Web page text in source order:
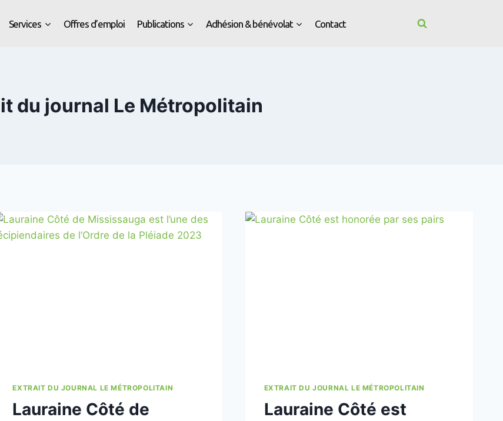
Services Offres d’emploi Publications Adhésion & bénévolat Contact
du journal Le Métropolitain
EXTRAIT DU JOURNAL LE MÉTROPOLITAIN
Lauraine Côté de
EXTRAIT DU JOURNAL LE MÉTROPOLITAIN
Lauraine Côté est